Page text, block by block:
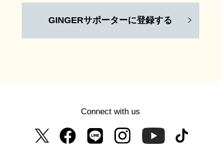
GINGERサポーターに登録する
Connect with us